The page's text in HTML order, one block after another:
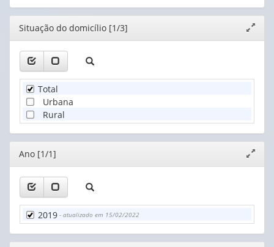
Editor
janela
Situação do domicílio [1/3]
Total
Urbana
Rural
Editor
janela
Ano [1/1]
2019 - atualizado em 15/02/2022